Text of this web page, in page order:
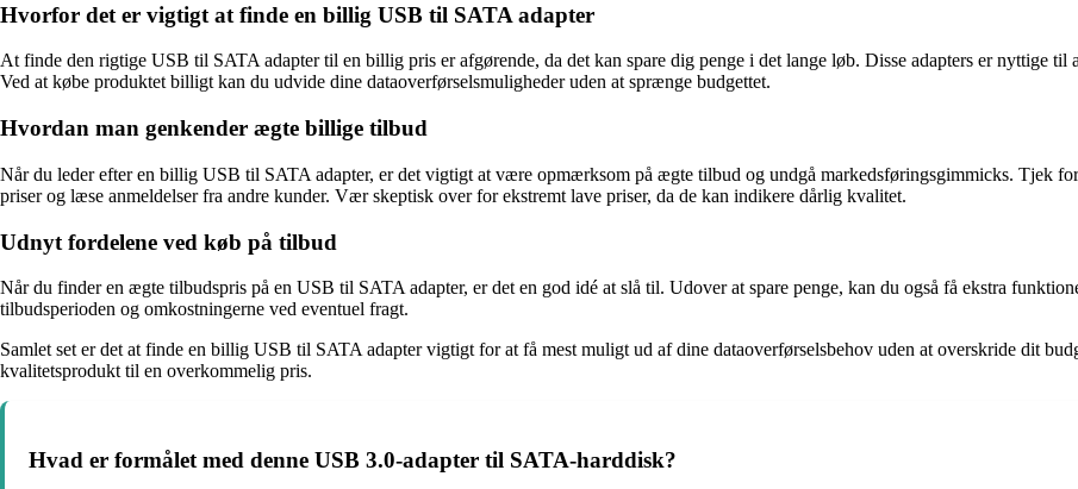
Hvorfor det er vigtigt at finde en billig USB til SATA adapter
At finde den rigtige USB til SATA adapter til en billig pris er afgørende, da det kan spare dig penge i det lange løb. Disse adapters er nyttige
Ved at købe produktet billigt kan du udvide dine dataoverførselsmuligheder uden at sprænge budgettet.
Hvordan man genkender ægte billige tilbud
Når du leder efter en billig USB til SATA adapter, er det vigtigt at være opmærksom på ægte tilbud og undgå markedsføringsgimmicks. Tjek
priser og læse anmeldelser fra andre kunder. Vær skeptisk over for ekstremt lave priser, da de kan indikere dårlig kvalitet.
Udnyt fordelene ved køb på tilbud
Når du finder en ægte tilbudspris på en USB til SATA adapter, er det en god idé at slå til. Udover at spare penge, kan du også få ekstra
tilbudsperioden og omkostningerne ved eventuel fragt.
Samlet set er det at finde en billig USB til SATA adapter vigtigt for at få mest muligt ud af dine dataoverførselsbehov uden at overskride dit
kvalitetsprodukt til en overkommelig pris.
Hvad er formålet med denne USB 3.0-adapter til SATA-harddisk?